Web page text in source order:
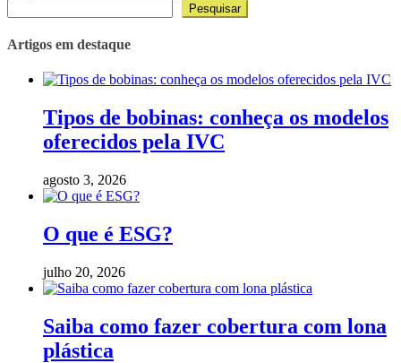
Pesquisar
Artigos em destaque
Tipos de bobinas: conheça os modelos
oferecidos pela IVC
agosto 3, 2026
O que é ESG?
julho 20, 2026
Saiba como fazer cobertura com lona
plástica